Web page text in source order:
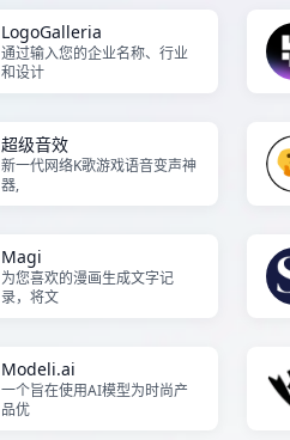
LogoGalleria
通过输入您的企业名称、行业
和设计
超级音效
新一代网络K歌游戏语音变声神
器,
Magi
为您喜欢的漫画生成文字记
录，将文
Modeli.ai
一个旨在使用AI模型为时尚产
品优